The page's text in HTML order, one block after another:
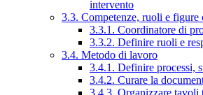
intervento
3.3. Competenze, ruoli e figure
3.3.1. Coordinatore di
3.3.2. Definire ruoli e
3.4. Metodo di lavoro
3.4.1. Definire processi,
3.4.2. Curare la
3.4.3. Organizzare